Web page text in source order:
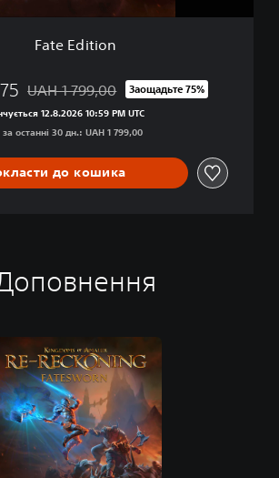
Fate Edition
Знижка від початкової ціни UAH 1
UAH 1 799,00 Заощадьте 75%
12.8.2026 10:59 PM UTC
останні 30 дн.: UAH 1 799,00
до кошика